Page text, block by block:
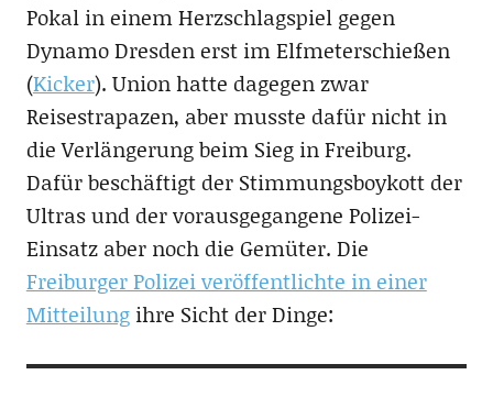
Pokal in einem Herzschlagspiel gegen
Dynamo Dresden erst im Elfmeterschießen
(Kicker). Union hatte dagegen zwar
Reisestrapazen, aber musste dafür nicht in
die Verlängerung beim Sieg in Freiburg.
Dafür beschäftigt der Stimmungsboykott der
Ultras und der vorausgegangene Polizei-
Einsatz aber noch die Gemüter. Die
Freiburger Polizei veröffentlichte in einer
Mitteilungihre Sicht der Dinge: